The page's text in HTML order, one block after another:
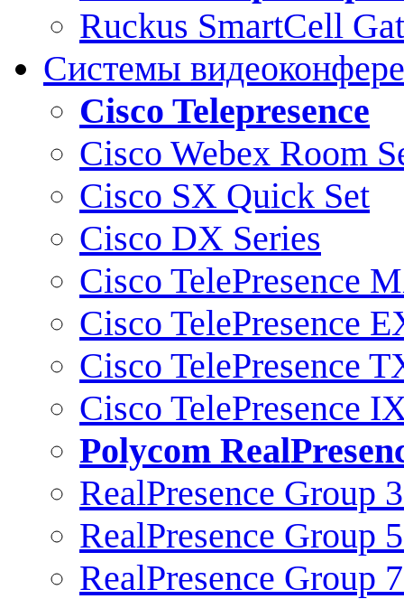
Ruckus SmartCell
Системы
Cisco Telepresence
Cisco Webex Room
Cisco SX Quick Set
Cisco DX Series
Cisco TelePresence
Cisco TelePresence
Cisco TelePresence
Cisco TelePresence
Polycom
RealPresence Group
RealPresence Group
RealPresence Group